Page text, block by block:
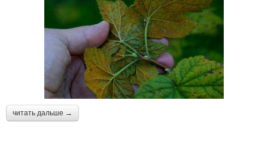
читать дальше →